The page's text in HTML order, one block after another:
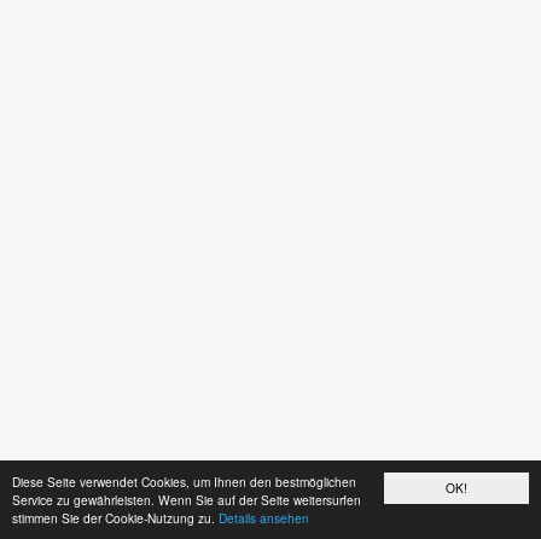
OK!
Diese Seite verwendet Cookies, um Ihnen den bestmöglichen
Service zu gewährleisten. Wenn Sie auf der Seite weitersurfen
stimmen Sie der Cookie-Nutzung zu. Details ansehen